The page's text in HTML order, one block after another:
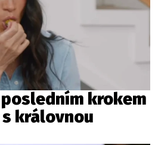
krokem
královnou